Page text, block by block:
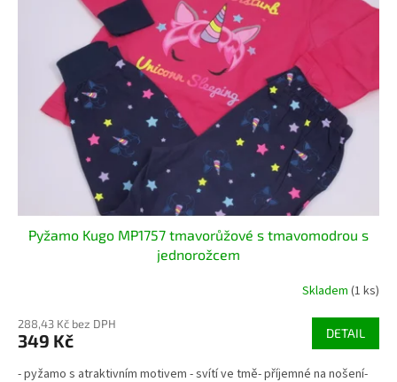
Pyžamo Kugo MP1757 tmavorůžové s tmavomodrou s
jednorožcem
Skladem (1 ks)
288,43 Kč bez DPH
349 Kč DETAIL
- pyžamo s atraktivním motivem - svítí ve tmě- příjemné na nošení-